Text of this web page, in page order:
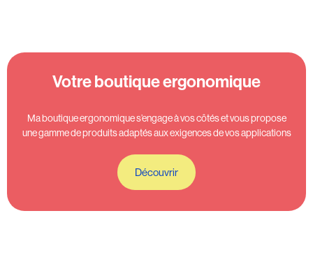
Votre boutique ergonomique
Ma boutique ergonomique s’engage à vos côtés et vous propose
une gamme de produits adaptés aux exigences de vos applications
Découvrir